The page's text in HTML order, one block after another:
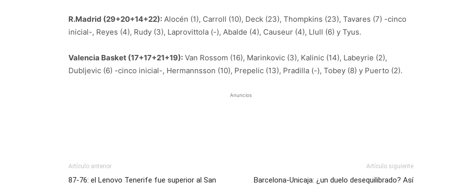
R.Madrid (29+20+14+22): Alocén (1), Carroll (10), Deck (23), Thompkins (23), Tavares (7) -cinco
inicial-, Reyes (4), Rudy (3), Laprovittola (-), Abalde (4), Causeur (4), Llull (6) y Tyus.
Valencia Basket (17+17+21+19): Van Rossom (16), Marinkovic (3), Kalinic (14), Labeyrie (2),
Dubljevic (6) -cinco inicial-, Hermannsson (10), Prepelic (13), Pradilla (-), Tobey (8) y Puerto (2).
Anuncios
Artículo anterior
87-76: el Lenovo Tenerife fue superior al San
Artículo siguiente
Barcelona-Unicaja: ¿un duelo desequilibrado? Así